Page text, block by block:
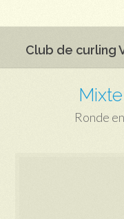
Club de curling
Ronde